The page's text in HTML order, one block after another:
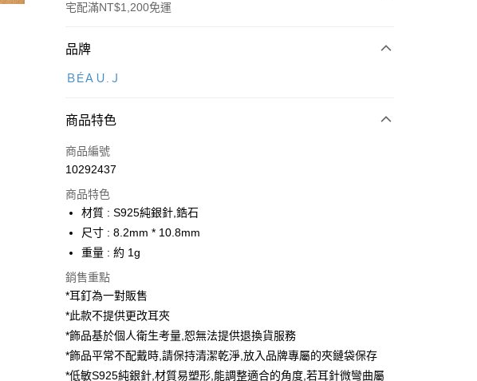
宅配滿NT$1,200免運
付款方式
信用卡一次付款
合作金庫商業銀行
華南商業銀行
上海商業儲蓄銀行
國泰世華商業銀行
臺灣中小企業銀行
聯邦商業銀行
元大商業銀行
玉山商業銀行
台新國際商業銀行
超商取貨付款
LINE Pay
Apple Pay
街口支付
ATM付款
運送方式
全家取貨付款
品牌
ＢÉＡＵ.Ｊ
商品特色
商品編號
10292437
商品特色
材質 : S925純銀針,鋯石
尺寸 : 8.2mm * 10.8mm
重量 : 約 1g
銷售重點
*耳釘為一對販售
*此款不提供更改耳夾
*飾品基於個人衛生考量,恕無法提供退換貨服務
*飾品平常不配戴時,請保持清潔乾淨,放入品牌專屬的夾鏈袋保存
*低敏S925純銀針,材質易塑形,能調整適合的角度,若耳針微彎曲屬